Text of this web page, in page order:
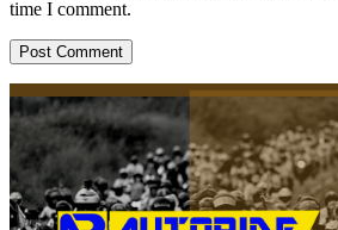
time I comment.